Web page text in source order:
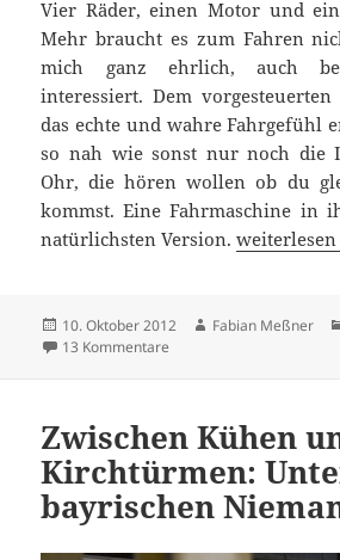
Vier Räder, einen Motor und
Mehr braucht es zum Fahren
mich ganz ehrlich, auch
interessiert. Dem
das echte und wahre Fahrgefühl
so nah wie sonst nur noch die
Ohr, die hören wollen ob du
kommst. Eine Fahrmaschine in
natürlichsten Version.Purismus
weiterlesen
Veröffentlicht
am
10. Oktober 2012 Autor
Fabian Meßner
13 Kommentare
Zwischen Kühen
Kirchtürmen:
bayrischen